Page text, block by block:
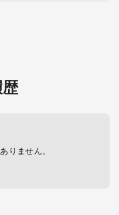
歴
りません。